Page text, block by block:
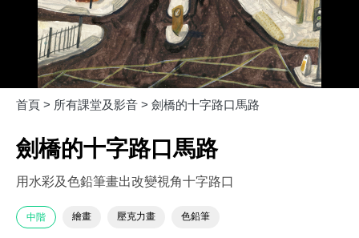
首頁 > 所有課堂及影音 > 劍橋的十字路口馬路
劍橋的十字路口馬路
用水彩及色鉛筆畫出改變視角十字路口
中階 繪畫 壓克力畫 色鉛筆